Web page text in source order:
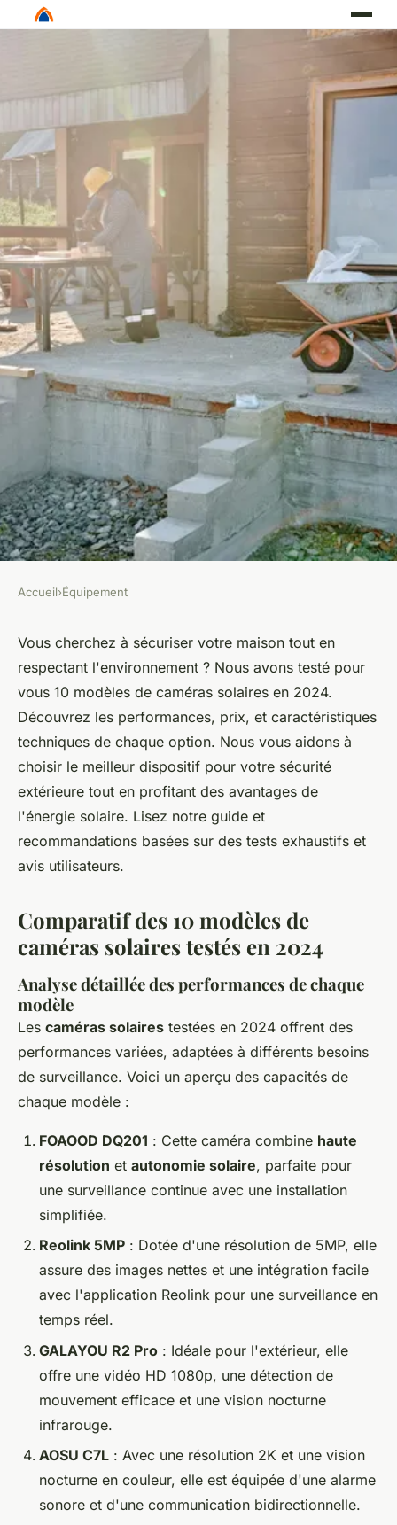
ÉQUIPEMENT
Caméra solaire : 10 modèles
de surveillance testés en 2024
Mya•22 juin 2024•3 min de lecture
Accueil›Équipement
Vous cherchez à sécuriser votre maison tout en
respectant l'environnement ? Nous avons testé pour
vous 10 modèles de caméras solaires en 2024.
Découvrez les performances, prix, et caractéristiques
techniques de chaque option. Nous vous aidons à
choisir le meilleur dispositif pour votre sécurité
extérieure tout en profitant des avantages de
l'énergie solaire. Lisez notre guide et
recommandations basées sur des tests exhaustifs et
avis utilisateurs.
Comparatif des 10 modèles de
caméras solaires testés en 2024
Analyse détaillée des performances de chaque
modèle
Les caméras solaires testées en 2024 offrent des
performances variées, adaptées à différents besoins
de surveillance. Voici un aperçu des capacités de
chaque modèle :
FOAOOD DQ201 : Cette caméra combine haute
résolution et autonomie solaire, parfaite pour
une surveillance continue avec une installation
simplifiée.
Reolink 5MP : Dotée d'une résolution de 5MP, elle
assure des images nettes et une intégration facile
avec l'application Reolink pour une surveillance en
temps réel.
GALAYOU R2 Pro : Idéale pour l'extérieur, elle
offre une vidéo HD 1080p, une détection de
mouvement efficace et une vision nocturne
infrarouge.
AOSU C7L : Avec une résolution 2K et une vision
nocturne en couleur, elle est équipée d'une alarme
sonore et d'une communication bidirectionnelle.